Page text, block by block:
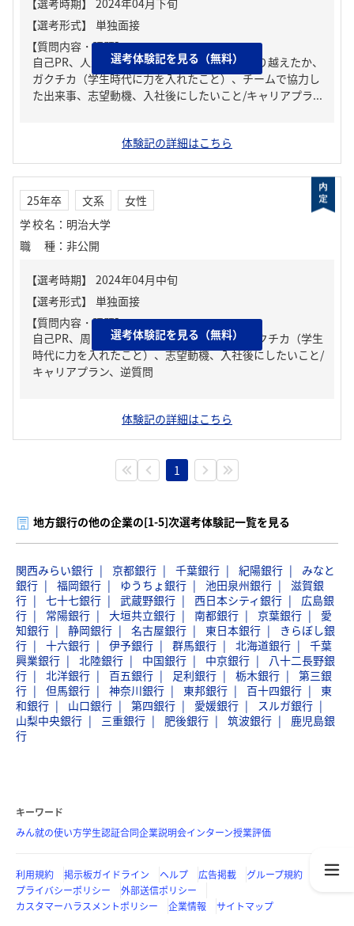
【質問内容・課題】
自己PR、人生の中で大きな挫折経験。どう乗り越えたか、
ガクチカ（学生時代に力を入れたこと）、チームで協力し
た出来事、志望動機、入社後にしたいこと/キャリアプラ...
選考体験記を見る（無料）
体験記の詳細はこちら
25年卒 文系
女性
学校名 ： 明治大学
職種 ： 非公開
【質問内容・課題】
自己PR、周りからどんな人といわれる？、ガクチカ（学生
時代に力を入れたこと）、志望動機、入社後にしたいこと/
キャリアプラン、逆質問
選考体験記を見る（無料）
体験記の詳細はこちら
1
地方銀行の他の企業の[1-5]次選考体験記一覧を見る
関西みらい銀行 京都銀行 千葉銀行 紀陽銀行
みなと
銀行
福岡銀行 ゆうちょ銀行 池田泉州銀行
滋賀銀
行
七十七銀行 武蔵野銀行 西日本シティ銀行
広島銀
行
常陽銀行 大垣共立銀行 南都銀行 京葉銀行
愛
知銀行
静岡銀行 名古屋銀行 東日本銀行
きらぼし銀
行
十六銀行 伊予銀行 群馬銀行 北海道銀行
千葉
興業銀行
北陸銀行 中国銀行 中京銀行
八十二長野銀
行
北洋銀行 百五銀行 足利銀行 栃木銀行
第三銀
行
但馬銀行 神奈川銀行 東邦銀行 百十四銀行
東
和銀行
山口銀行 第四銀行 愛媛銀行
スルガ銀行
山梨中央銀行
三重銀行 肥後銀行 筑波銀行
鹿児島銀
行
キーワード
みん就の使い方学生認証合同企業説明会インターン授業評価
利用規約 掲示板ガイドライン ヘルプ 広告掲載
グループ規約
プライバシーポリシー
外部送信ポリシー
カスタマーハラスメントポリシー
企業情報 サイトマップ